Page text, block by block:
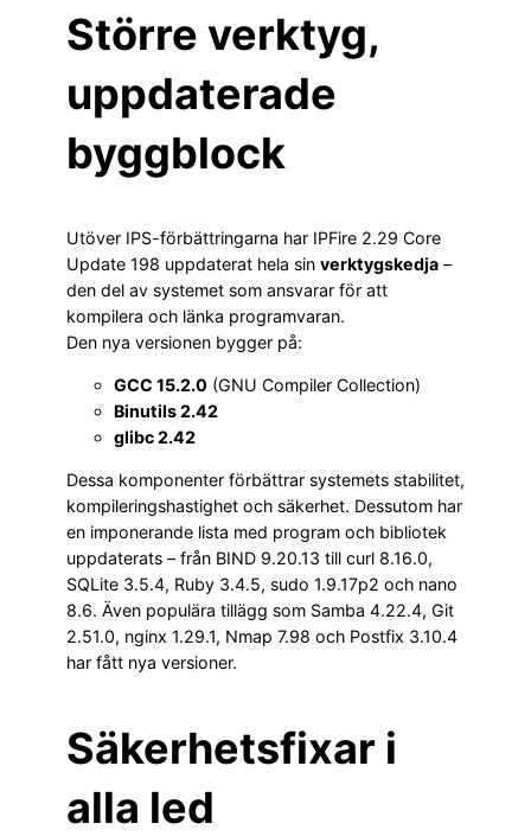
Större verktyg,
uppdaterade
byggblock
Utöver IPS-förbättringarna har IPFire 2.29 Core
Update 198 uppdaterat hela sin verktygskedja –
den del av systemet som ansvarar för att
kompilera och länka programvaran.
Den nya versionen bygger på:
GCC 15.2.0 (GNU Compiler Collection)
Binutils 2.42
glibc 2.42
Dessa komponenter förbättrar systemets stabilitet,
kompileringshastighet och säkerhet. Dessutom har
en imponerande lista med program och bibliotek
uppdaterats – från BIND 9.20.13 till curl 8.16.0,
SQLite 3.5.4, Ruby 3.4.5, sudo 1.9.17p2 och nano
8.6. Även populära tillägg som Samba 4.22.4, Git
2.51.0, nginx 1.29.1, Nmap 7.98 och Postfix 3.10.4
har fått nya versioner.
Säkerhetsfixar i
alla led